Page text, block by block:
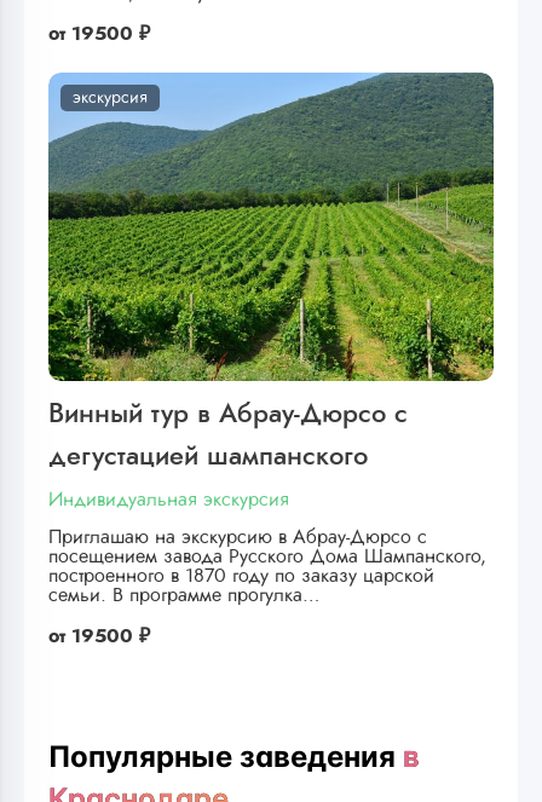
от 19500 ₽
экскурсия
Винный тур в Абрау-Дюрсо с
дегустацией шампанского
Индивидуальная экскурсия
Приглашаю на экскурсию в Абрау-Дюрсо с
посещением завода Русского Дома Шампанского,
построенного в 1870 году по заказу царской
семьи. В программе прогулка…
от 19500 ₽
Популярные заведения в